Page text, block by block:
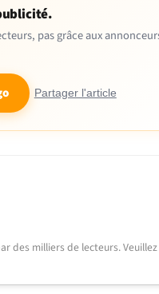
pas grâce aux
Partager l'article
des milliers de lecteurs.